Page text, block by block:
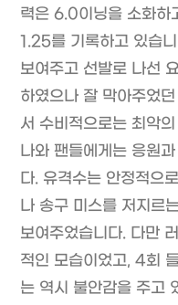
력은 6.0이닝을 소화
1.25를 기록하고 있습
보여주고 선발로 나선
하였으나 잘 막아주었
서 수비적으로는 최악
나와 팬들에게는 응원
다. 유격수는 안정적으
나 송구 미스를 저지르
보여주었습니다. 다만
적인 모습이었고, 4회
는 역시 불안감을 주고